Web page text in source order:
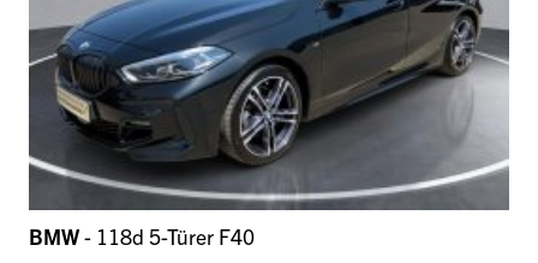
BMW- 118d 5-Türer F40